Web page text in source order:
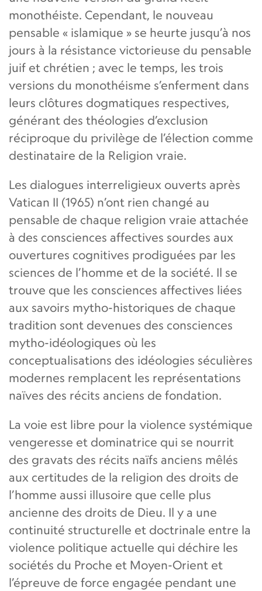
monothéiste. Cependant, le nouveau
pensable « islamique » se heurte jusqu’à nos
jours à la résistance victorieuse du pensable
juif et chrétien ; avec le temps, les trois
versions du monothéisme s’enferment dans
leurs clôtures dogmatiques respectives,
générant des théologies d’exclusion
réciproque du privilège de l’élection comme
destinataire de la Religion vraie.
Les dialogues interreligieux ouverts après
Vatican II (1965) n’ont rien changé au
pensable de chaque religion vraie attachée
à des consciences affectives sourdes aux
ouvertures cognitives prodiguées par les
sciences de l’homme et de la société. Il se
trouve que les consciences affectives liées
aux savoirs mytho-historiques de chaque
tradition sont devenues des consciences
mytho-idéologiques où les
conceptualisations des idéologies séculières
modernes remplacent les représentations
naïves des récits anciens de fondation.
La voie est libre pour la violence systémique
vengeresse et dominatrice qui se nourrit
des gravats des récits naïfs anciens mêlés
aux certitudes de la religion des droits de
l’homme aussi illusoire que celle plus
ancienne des droits de Dieu. Il y a une
continuité structurelle et doctrinale entre la
violence politique actuelle qui déchire les
sociétés du Proche et Moyen-Orient et
l’épreuve de force engagée pendant une